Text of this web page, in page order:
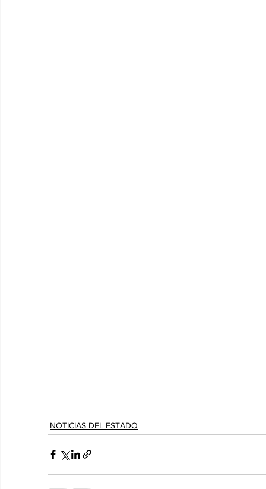
NOTICIAS DEL ESTADO